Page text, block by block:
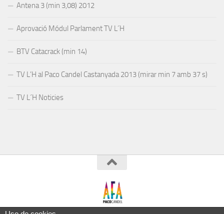
Antena 3 (min 3,08) 2012
Aprovació Módul Parlament TV L´H
BTV Catacrack (min 14)
TV L’H al Paco Candel Castanyada 2013 (mirar min 7 amb 37 s)
TV L´H Noticies
Esta página utiliza cookies y otras